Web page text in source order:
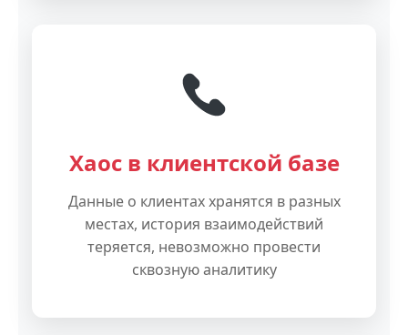
Хаос в клиентской базе
Данные о клиентах хранятся в разных
местах, история взаимодействий
теряется, невозможно провести
сквозную аналитику